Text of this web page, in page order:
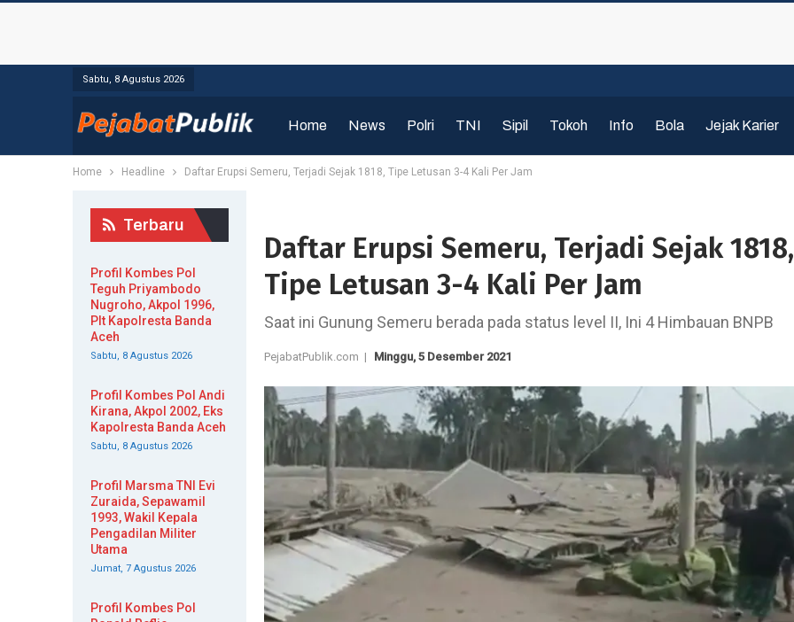
Sabtu, 8 Agustus 2026
Home News Polri TNI Sipil Tokoh Info Bola Jejak Karier
Home Headline Daftar Erupsi Semeru, Terjadi Sejak 1818, Tipe Letusan 3-4 Kali Per Jam
Daftar Erupsi Semeru, Terjadi Sejak 1818,
Tipe Letusan 3-4 Kali Per Jam
Saat ini Gunung Semeru berada pada status level II, Ini 4 Himbauan BNPB
PejabatPublik.com | Minggu, 5 Desember 2021
Terbaru
Profil Kombes Pol
Teguh Priyambodo
Nugroho, Akpol 1996,
Plt Kapolresta Banda
Aceh
Sabtu, 8 Agustus 2026
Profil Kombes Pol Andi
Kirana, Akpol 2002, Eks
Kapolresta Banda Aceh
Sabtu, 8 Agustus 2026
Profil Marsma TNI Evi
Zuraida, Sepawamil
1993, Wakil Kepala
Pengadilan Militer
Utama
Jumat, 7 Agustus 2026
Profil Kombes Pol